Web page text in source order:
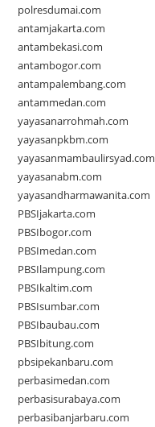
polresdumai.com
antamjakarta.com
antambekasi.com
antambogor.com
antampalembang.com
antammedan.com
yayasanarrohmah.com
yayasanpkbm.com
yayasanmambaulirsyad.com
yayasanabm.com
yayasandharmawanita.com
PBSIjakarta.com
PBSIbogor.com
PBSImedan.com
PBSIlampung.com
PBSIkaltim.com
PBSIsumbar.com
PBSIbaubau.com
PBSIbitung.com
pbsipekanbaru.com
perbasimedan.com
perbasisurabaya.com
perbasibanjarbaru.com